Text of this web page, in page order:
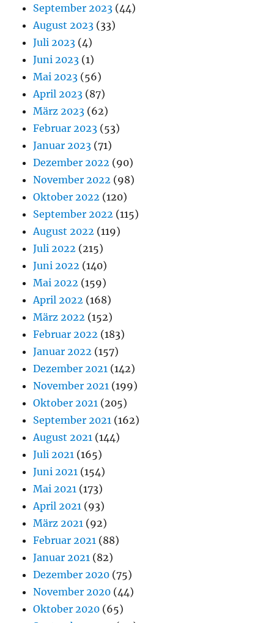
September 2023 (44)
August 2023 (33)
Juli 2023 (4)
Juni 2023 (1)
Mai 2023 (56)
April 2023 (87)
März 2023 (62)
Februar 2023 (53)
Januar 2023 (71)
Dezember 2022 (90)
November 2022 (98)
Oktober 2022 (120)
September 2022 (115)
August 2022 (119)
Juli 2022 (215)
Juni 2022 (140)
Mai 2022 (159)
April 2022 (168)
März 2022 (152)
Februar 2022 (183)
Januar 2022 (157)
Dezember 2021 (142)
November 2021 (199)
Oktober 2021 (205)
September 2021 (162)
August 2021 (144)
Juli 2021 (165)
Juni 2021 (154)
Mai 2021 (173)
April 2021 (93)
März 2021 (92)
Februar 2021 (88)
Januar 2021 (82)
Dezember 2020 (75)
November 2020 (44)
Oktober 2020 (65)